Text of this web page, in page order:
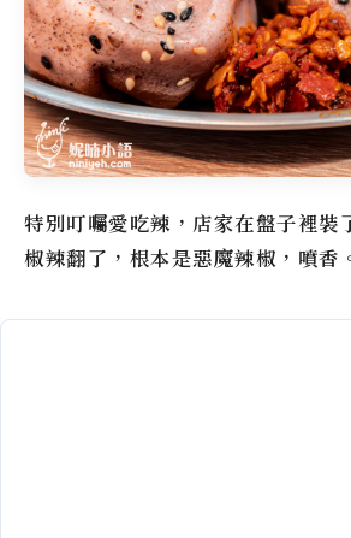
特別叮囑愛吃辣，店家在盤子裡裝
椒辣翻了，根本是惡魔辣椒，噴香